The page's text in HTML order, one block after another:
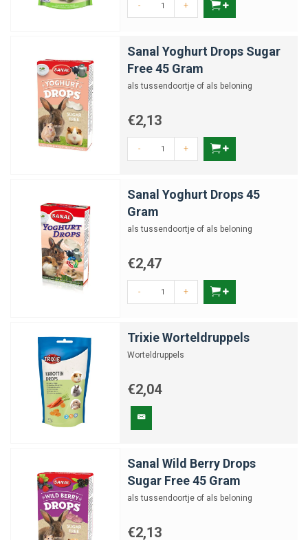
- +
Sanal Yoghurt Drops Sugar
Free 45 Gram
als tussendoortje of als beloning
€2,13
- +
Sanal Yoghurt Drops 45
Gram
als tussendoortje of als beloning
€2,47
- +
Trixie Worteldruppels
Worteldruppels
€2,04
Sanal Wild Berry Drops
Sugar Free 45 Gram
als tussendoortje of als beloning
€2,13